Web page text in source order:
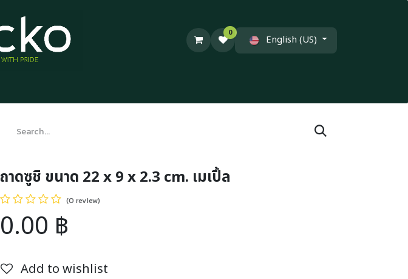
0
English (US)
ถาดซูชิ ขนาด 22 x 9 x 2.3 cm. เมเปิ้ล
(0 review)
0.00 ฿
Add to wishlist